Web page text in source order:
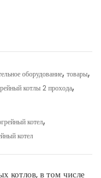
оборудование, товары,
котлы 2 прохода,
котел,
котел
котлов, в том числе